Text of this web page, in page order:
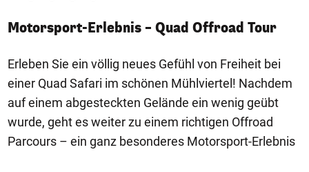
Motorsport-Erlebnis – Quad Offroad Tour
Erleben Sie ein völlig neues Gefühl von Freiheit bei
einer Quad Safari im schönen Mühlviertel! Nachdem
auf einem abgesteckten Gelände ein wenig geübt
wurde, geht es weiter zu einem richtigen Offroad
Parcours – ein ganz besonderes Motorsport-Erlebnis